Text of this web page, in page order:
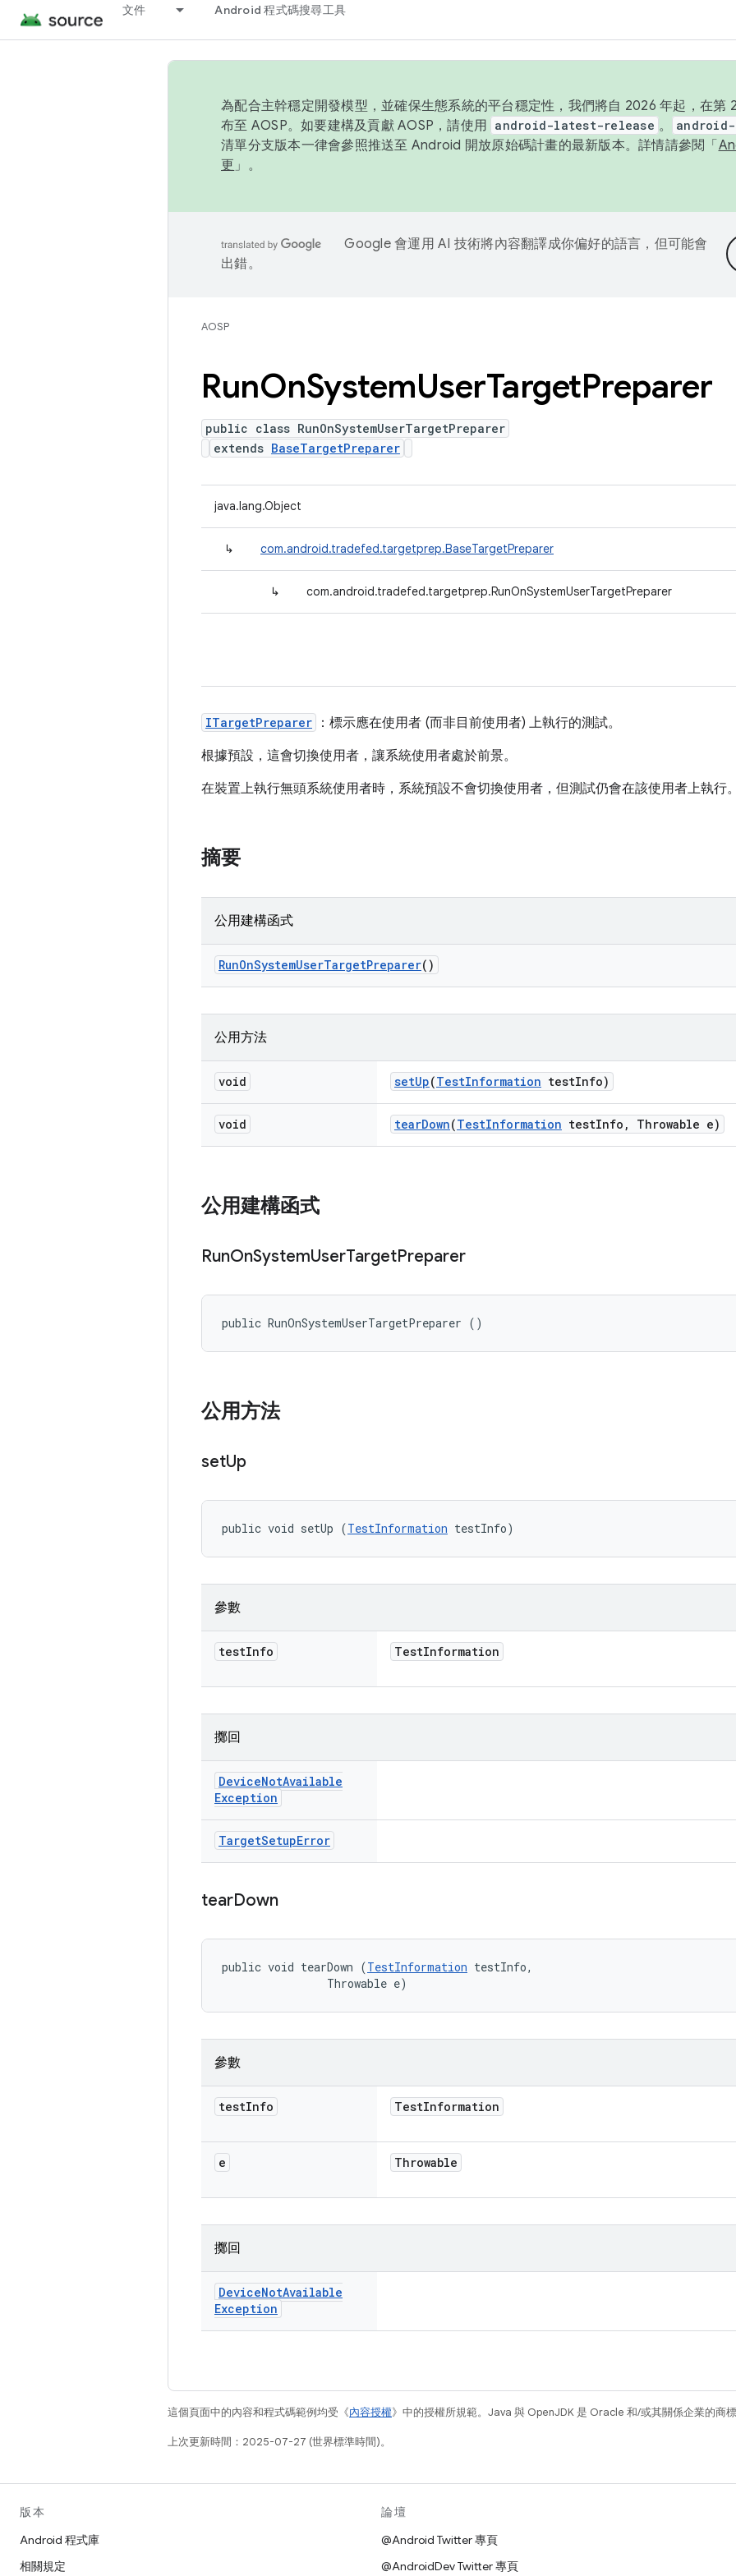
文件 Android 程式碼搜尋工具
為配合主幹穩定開發模型，並確保生態系統的平台穩定性，我們將自 2026 年起，在第
布至 AOSP。如要建構及貢獻 AOSP，請使用 android-latest-release 。
清單分支版本一律會參照推送至 Android 開放原始碼計畫的最新版本。詳情請參閱「
更 」。
Google 會運用 AI 技術將內容翻譯成你偏好的語言，但可能會
出錯。
AOSP
RunOnSystemUserTargetPreparer
public class RunOnSystemUserTargetPreparer
extends BaseTargetPreparer
java.lang.Object
↳ com.android.tradefed.targetprep.BaseTargetPreparer
↳ com.android.tradefed.targetprep.RunOnSystemUserTargetPreparer
ITargetPreparer
：標示應在使用者 (而非目前使用者) 上執行的測試。
根據預設，這會切換使用者，讓系統使用者處於前景。
在裝置上執行無頭系統使用者時，系統預設不會切換使用者，但測試仍會在該使用者上執行
摘要
公用建構函式
RunOnSystemUserTargetPreparer()
公用方法
void setUp(TestInformation testInfo)
void tearDown(TestInformation testInfo , Throwable e)
公用建構函式
RunOnSystemUserTargetPreparer
public RunOnSystemUserTargetPreparer ()
公用方法
setUp
public void setUp (TestInformation testInfo)
參數
testInfo TestInformation
擲回
DeviceNotAvailable
Exception
TargetSetupError
tearDown
public void tearDown (TestInformation testInfo,
                Throwable e)
參數
testInfo TestInformation
e Throwable
擲回
DeviceNotAvailable
Exception
這個頁面中的內容和程式碼範例均受《內容授權》中的授權所規範。Java 與 OpenJDK 是 Oracle 和/或其關係企業的商
上次更新時間：2025-07-27 (世界標準時間)。
版本
Android 程式庫
相關規定
論壇
@Android Twitter 專頁
@AndroidDev Twitter 專頁